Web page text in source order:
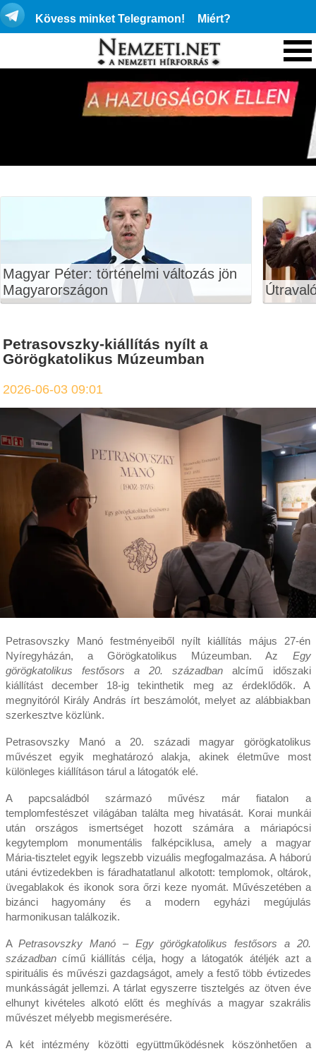
Kövess minket Telegramon! Miért?
Magyar Péter: történelmi változás jön
Magyarországon
Petrasovszky-kiállítás nyílt a
Görögkatolikus Múzeumban
2026-06-03 09:01
Petrasovszky Manó festményeiből nyílt kiállítás május 27-én
Nyíregyházán, a Görögkatolikus Múzeumban. Az Egy
görögkatolikus festősors a 20. században alcímű időszaki
kiállítást december 18-ig tekinthetik meg az érdeklődők. A
megnyitóról Király András írt beszámolót, melyet az alábbiakban
szerkesztve közlünk.
Petrasovszky Manó a 20. századi magyar görögkatolikus
művészet egyik meghatározó alakja, akinek életműve most
különleges kiállításon tárul a látogatók elé.
A papcsaládból származó művész már fiatalon a
templomfestészet világában találta meg hivatását. Korai munkái
után országos ismertséget hozott számára a máriapócsi
kegytemplom monumentális falképciklusa, amely a magyar
Mária-tisztelet egyik legszebb vizuális megfogalmazása. A háború
utáni évtizedekben is fáradhatatlanul alkotott: templomok, oltárok,
üvegablakok és ikonok sora őrzi keze nyomát. Művészetében a
bizánci hagyomány és a modern egyházi megújulás
harmonikusan találkozik.
APetrasovszky Manó – Egy görögkatolikus festősors a 20.
századbancímű kiállítás célja, hogy a látogatók átéljék azt a
spirituális és művészi gazdagságot, amely a festő több évtizedes
munkásságát jellemzi. A tárlat egyszerre tisztelgés az ötven éve
elhunyt kivételes alkotó előtt és meghívás a magyar szakrális
művészet mélyebb megismerésére.
A két intézmény közötti együttműködésnek köszönhetően a